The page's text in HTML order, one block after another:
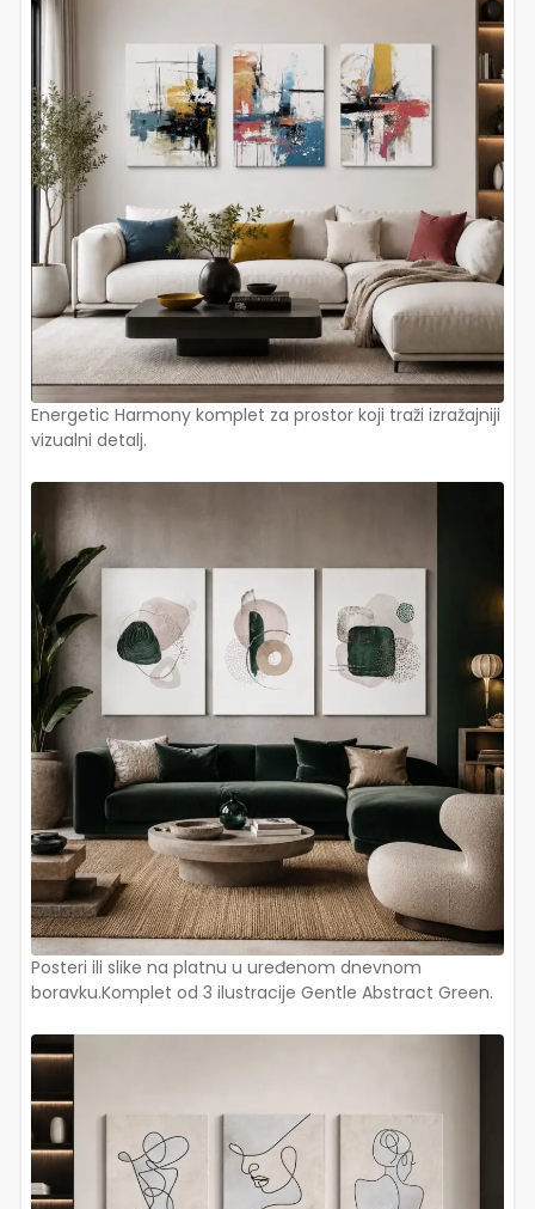
Energetic Harmony komplet za prostor koji traži izražajniji
vizualni detalj.
Posteri ili slike na platnu u uređenom dnevnom
boravku.Komplet od 3 ilustracije Gentle Abstract Green.